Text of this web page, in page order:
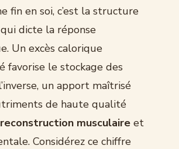
fin en soi, c’est la structure
dicte la réponse
Un excès calorique
favorise le stockage des
un apport maîtrisé
de haute qualité
reconstruction musculaire et
Considérez ce chiffre